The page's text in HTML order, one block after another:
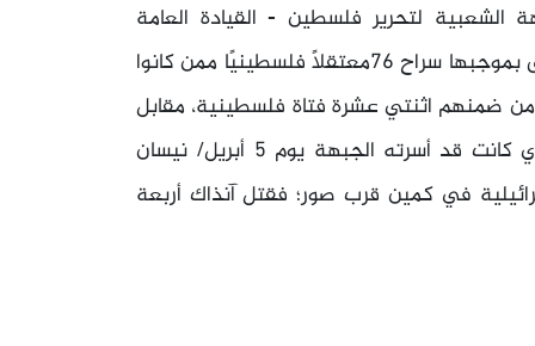
مارس/ آذار 1979 بين الجبهة الشعبية لتحرير فلسطين - القيادة العامة
وإسرائيل، بوساطة "اللجنة الدولية للصليب الأحمر"، وأطلق بموجبها سراح 76معتقلاً فلسطينيًا ممن كانوا
ضمنهم اثنتي عشرة فتاة فلسطينية، مقابل
إطلاق سراح جندي إسرائيلي يدعى "أبراهام عمرام"، الذي كانت قد أسرته الجبهة يوم 5 أبريل/ نيسان
في كمين قرب صور؛ فقتل آنذاك أربعة